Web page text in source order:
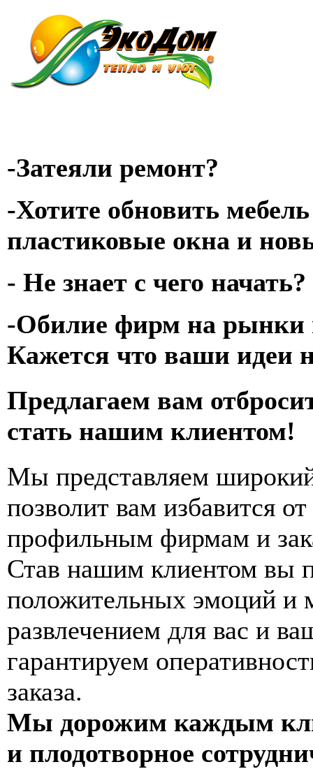
-Затеяли ремонт?
-Хотите обновить
пластиковые окна и
- Не знает с чего начать?
-Обилие фирм на рынки
Кажется что ваши идеи
Предлагаем вам
стать нашим клиентом!
Мы представляем
позволит вам избавится
профильным фирмам и
Став нашим клиентом вы
положительных эмоций и
развлечением для вас и
гарантируем
заказа.
Мы дорожим каждым
и плодотворное